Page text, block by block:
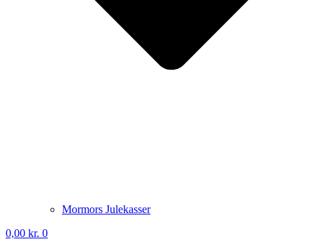
Mormors Julekasser
0,00 kr. 0